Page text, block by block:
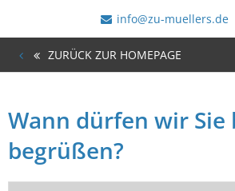
info@zu-muellers.de
ZURÜCK ZUR HOMEPAGE
Wann dürfen wir Sie
begrüßen?